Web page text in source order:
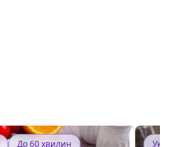
До 60 хвилин